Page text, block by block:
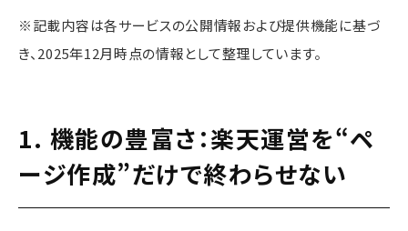
※記載内容は各サービスの公開情報および提供機能に基づ
き、2025年12月時点の情報として整理しています。
1. 機能の豊富さ：楽天運営を“ペ
ージ作成”だけで終わらせない